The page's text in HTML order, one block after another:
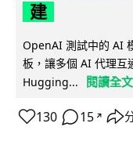
建
OpenAI 測試中的 AI
板，讓多個 AI 代理互
Hugging...
閱讀全文
130 15 ↗